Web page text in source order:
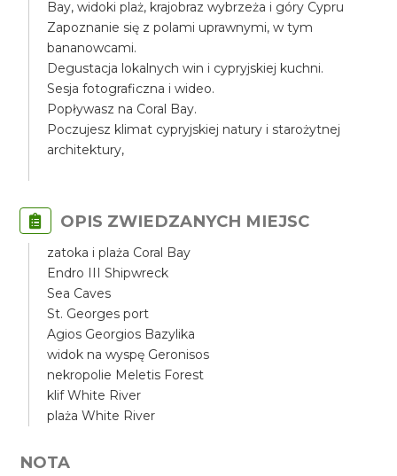
Bay, widoki plaż, krajobraz wybrzeża i góry Cypru
Zapoznanie się z polami uprawnymi, w tym
bananowcami.
Degustacja lokalnych win i cypryjskiej kuchni.
Sesja fotograficzna i wideo.
Popływasz na Coral Bay.
Poczujesz klimat cypryjskiej natury i starożytnej
architektury,
OPIS ZWIEDZANYCH MIEJSC
zatoka i plaża Coral Bay
Endro III Shipwreck
Sea Caves
St. Georges port
Agios Georgios Bazylika
widok na wyspę Geronisos
nekropolie Meletis Forest
klif White River
plaża White River
NOTA